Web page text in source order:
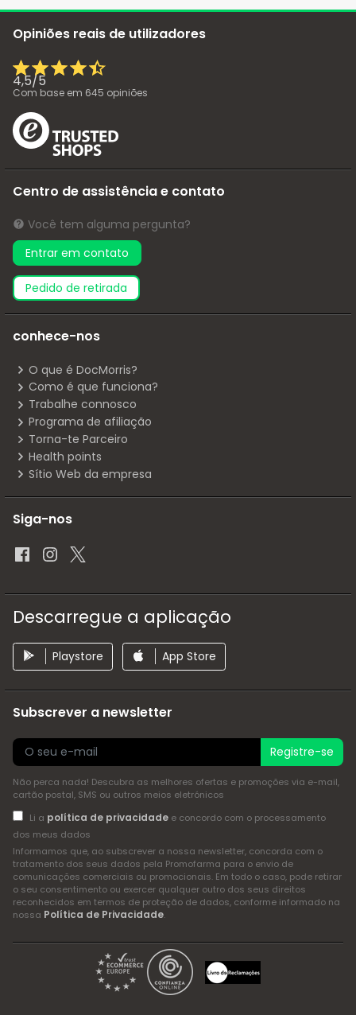
Opiniões reais de utilizadores
4,5/5
Com base em 645 opiniões
Centro de assistência e contato
Você tem alguma pergunta?
Entrar em contato
pedido de retirada
conhece-nos
O que é DocMorris?
Como é que funciona?
Trabalhe connosco
Programa de afiliação
Torna-te Parceiro
Health points
Sítio Web da empresa
Siga-nos
Descarregue a aplicação
Playstore App Store
Subscrever a newsletter
Registre-se
Não perca nada! Descubra as melhores ofertas e promoções via e-mail,
cartão postal, SMS ou outros meios eletrónicos
Li a política de privacidadee concordo com o processamento
dos meus dados
Informamos que, ao subscrever a nossa newsletter, concorda com o
tratamento dos seus dados pela Promofarma para o envio de
comunicações comerciais ou promocionais. Em todo o caso, pode retirar
o seu consentimento ou exercer qualquer outro dos seus direitos
reconhecidos em termos de proteção de dados, conforme informado na
nossa Política de Privacidade.